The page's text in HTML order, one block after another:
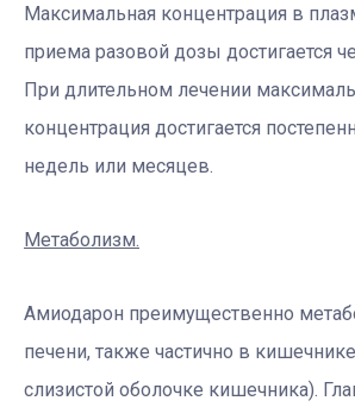
Максимальная концентрация в
приема разовой дозы достигается
При длительном лечении
концентрация достигается
недель или месяцев.
Метаболизм.
Амиодарон преимущественно
печени, также частично в
слизистой оболочке кишечника).